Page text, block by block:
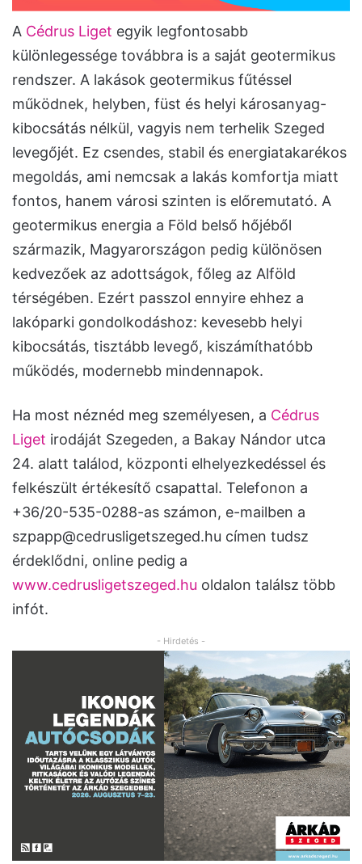
A Cédrus Liget egyik legfontosabb
különlegessége továbbra is a saját geotermikus
rendszer. A lakások geotermikus fűtéssel
működnek, helyben, füst és helyi károsanyag-
kibocsátás nélkül, vagyis nem terhelik Szeged
levegőjét. Ez csendes, stabil és energiatakarékos
megoldás, ami nemcsak a lakás komfortja miatt
fontos, hanem városi szinten is előremutató. A
geotermikus energia a Föld belső hőjéből
származik, Magyarországon pedig különösen
kedvezőek az adottságok, főleg az Alföld
térségében. Ezért passzol ennyire ehhez a
lakóparki gondolkodáshoz: kevesebb helyi
kibocsátás, tisztább levegő, kiszámíthatóbb
működés, modernebb mindennapok.
Ha most néznéd meg személyesen, a Cédrus
Liget irodáját Szegeden, a Bakay Nándor utca
24. alatt találod, központi elhelyezkedéssel és
felkészült értékesítő csapattal. Telefonon a
+36/20-535-0288-as számon, e-mailben a
szpapp@cedrusligetszeged.hu címen tudsz
érdeklődni, online pedig a
www.cedrusligetszeged.hu oldalon találsz több
infót.
- Hirdetés -